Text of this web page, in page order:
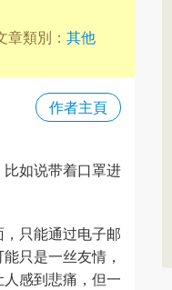
章類別： 其他
作者主頁
如说带着口罩进
只能通过电子邮
只是一丝友情，
感到悲痛，但一